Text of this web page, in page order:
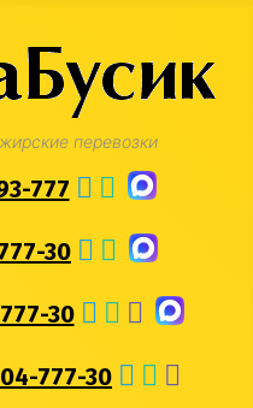
перевозки
777
30
30
777-30